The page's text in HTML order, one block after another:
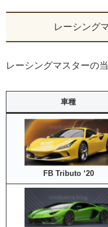
レーシング
レーシングマスターの
車種
FB Tributo ‘20